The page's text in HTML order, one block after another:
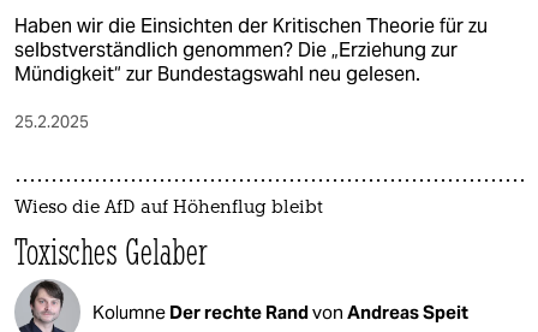
Haben wir die Einsichten der Kritischen Theorie für zu
selbstverständlich genommen? Die „Erziehung zur
Mündigkeit“ zur Bundestagswahl neu gelesen.
25.2.2025
Wieso die AfD auf Höhenflug bleibt
Toxisches Gelaber
Kolumne Der rechte Randvon Andreas Speit